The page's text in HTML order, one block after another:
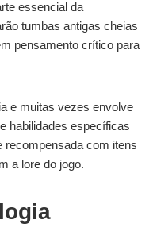
essencial da
tumbas antigas cheias
pensamento crítico para
e muitas vezes envolve
habilidades específicas
recompensada com itens
a lore do jogo.